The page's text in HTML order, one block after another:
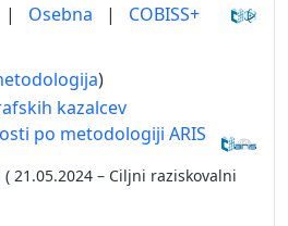
| Osebna | COBISS+
)
kazalcev
po metodologiji ARIS
21.05.2024 – Ciljni raziskovalni